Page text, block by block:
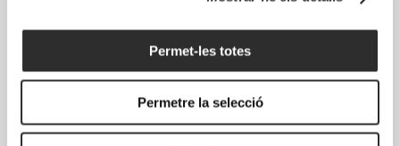
Permet-les totes
Permetre la selecció